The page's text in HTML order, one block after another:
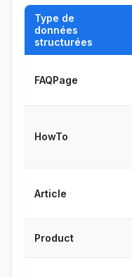
Type de
données
structurées
FAQPage
HowTo
Article
Product